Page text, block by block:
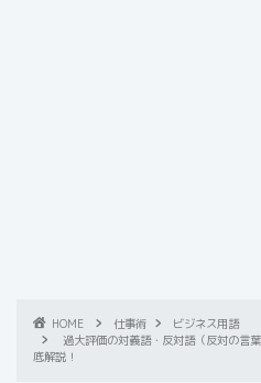
HOME 仕事術
ビジネス用語
過大評価の対義語・反対語（反対の言
底解説！